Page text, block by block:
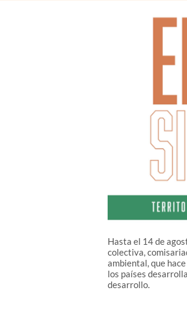
Hasta el 14 de
colectiva,
ambiental, que
los países
desarrollo.